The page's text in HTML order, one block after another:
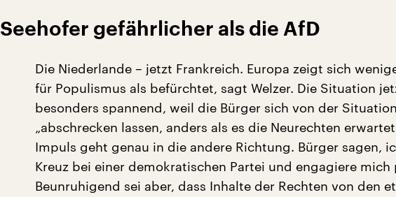
Seehofer gefährlicher als die AfD
Die Niederlande – jetzt Frankreich. Europa zeigt sich
für Populismus als befürchtet, sagt Welzer. Die Situation
besonders spannend, weil die Bürger sich von der
„abschrecken lassen, anders als es die Neurechten
Impuls geht genau in die andere Richtung. Bürger sagen,
Kreuz bei einer demokratischen Partei und engagiere mich
Beunruhigend sei aber, dass Inhalte der Rechten von den